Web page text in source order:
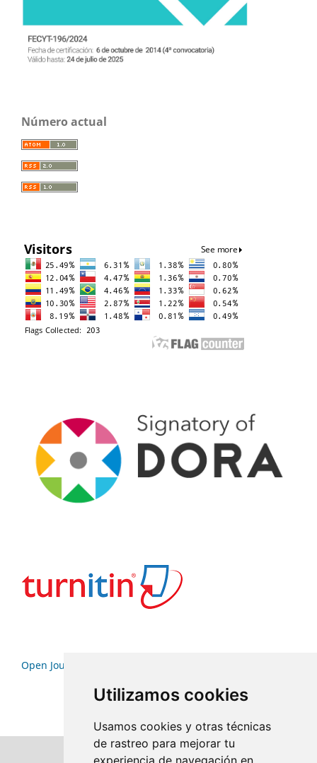
Utilizamos cookies
Usamos cookies y otras técnicas
de rastreo para mejorar tu
experiencia de navegación en
Número actual
Open Journal Systems